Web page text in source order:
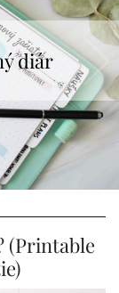
diár
(Printable